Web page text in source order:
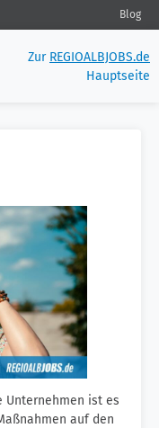
Blog
Zur REGIOALBJOBS.de
Hauptseite
Unternehmen ist es
auf den